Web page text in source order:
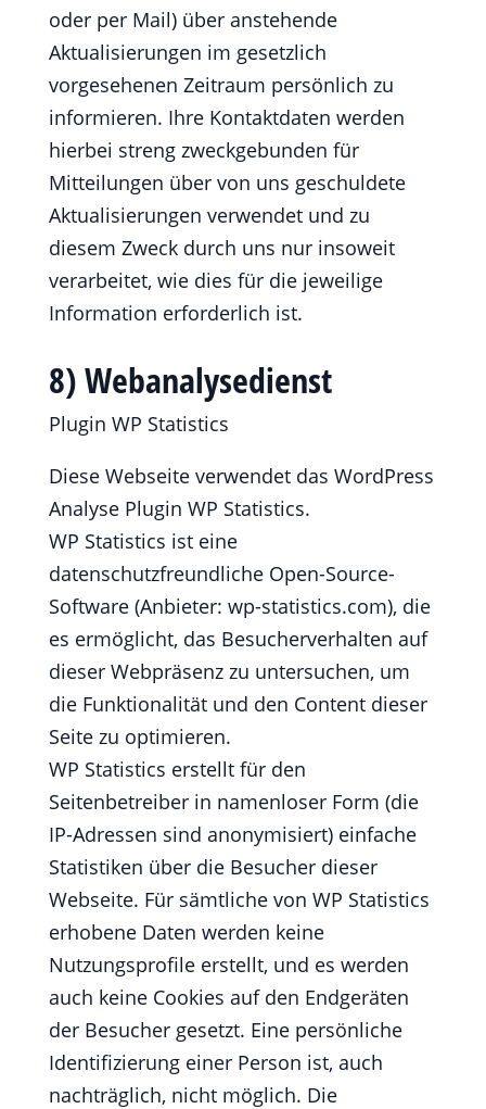
oder per Mail) über anstehende
Aktualisierungen im gesetzlich
vorgesehenen Zeitraum persönlich zu
informieren. Ihre Kontaktdaten werden
hierbei streng zweckgebunden für
Mitteilungen über von uns geschuldete
Aktualisierungen verwendet und zu
diesem Zweck durch uns nur insoweit
verarbeitet, wie dies für die jeweilige
Information erforderlich ist.
8) Webanalysedienst
Plugin WP Statistics
Diese Webseite verwendet das WordPress
Analyse Plugin WP Statistics.
WP Statistics ist eine
datenschutzfreundliche Open-Source-
Software (Anbieter: wp-statistics.com), die
es ermöglicht, das Besucherverhalten auf
dieser Webpräsenz zu untersuchen, um
die Funktionalität und den Content dieser
Seite zu optimieren.
WP Statistics erstellt für den
Seitenbetreiber in namenloser Form (die
IP-Adressen sind anonymisiert) einfache
Statistiken über die Besucher dieser
Webseite. Für sämtliche von WP Statistics
erhobene Daten werden keine
Nutzungsprofile erstellt, und es werden
auch keine Cookies auf den Endgeräten
der Besucher gesetzt. Eine persönliche
Identifizierung einer Person ist, auch
nachträglich, nicht möglich. Die